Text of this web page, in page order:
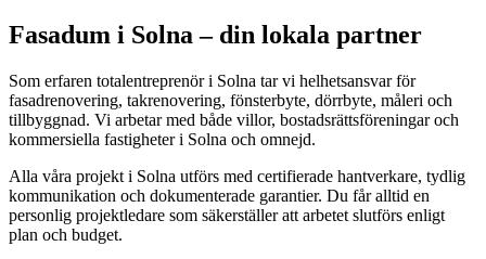
Fasadum i Solna – din lokala partner
Som erfaren totalentreprenör i Solna tar vi helhetsansvar för
fasadrenovering, takrenovering, fönsterbyte, dörrbyte, måleri och
tillbyggnad. Vi arbetar med både villor, bostadsrättsföreningar och
kommersiella fastigheter i Solna och omnejd.
Alla våra projekt i Solna utförs med certifierade hantverkare, tydlig
kommunikation och dokumenterade garantier. Du får alltid en
personlig projektledare som säkerställer att arbetet slutförs enligt
plan och budget.